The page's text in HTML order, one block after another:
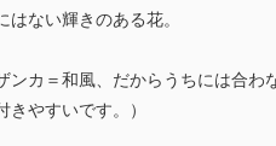
はない輝きのある花。
ンカ＝和風、だからうちには合わ
きやすいです。）